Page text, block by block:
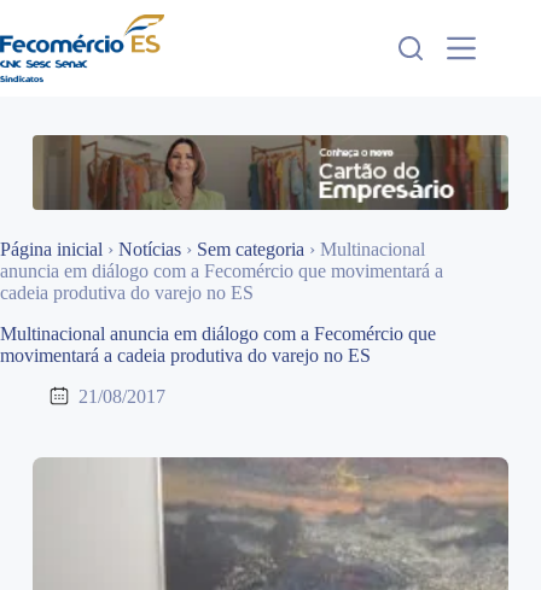
para
o
conteúdo
Página inicial › Notícias › Sem categoria › Multinacional
anuncia em diálogo com a Fecomércio que movimentará a
cadeia produtiva do varejo no ES
Multinacional anuncia em diálogo com a Fecomércio que
movimentará a cadeia produtiva do varejo no ES
21/08/2017